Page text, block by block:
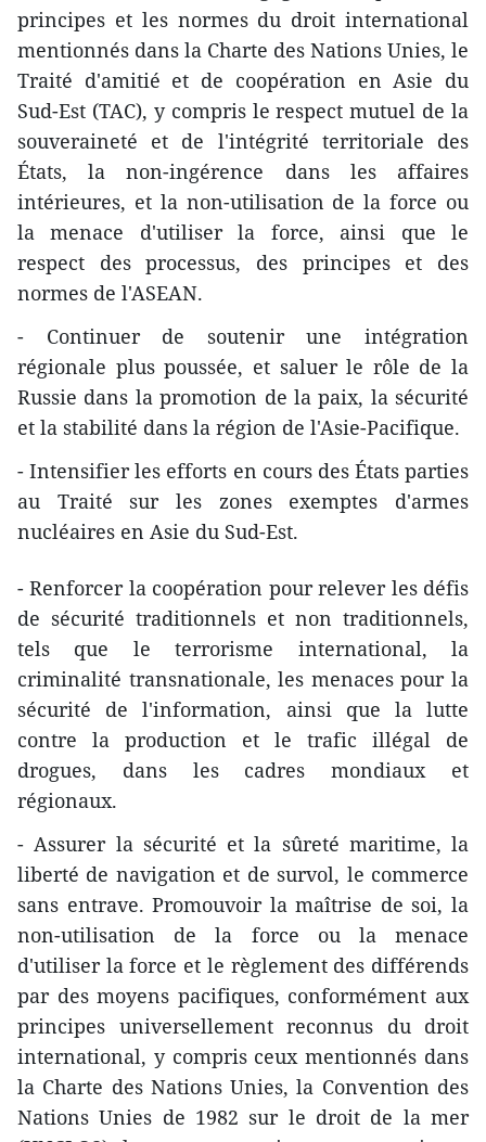
principes et les normes du droit international
mentionnés dans la Charte des Nations Unies, le
Traité d'amitié et de coopération en Asie du
Sud-Est (TAC), y compris le respect mutuel de la
souveraineté et de l'intégrité territoriale des
États, la non-ingérence dans les affaires
intérieures, et la non-utilisation de la force ou
la menace d'utiliser la force, ainsi que le
respect des processus, des principes et des
normes de l'ASEAN.
- Continuer de soutenir une intégration
régionale plus poussée, et saluer le rôle de la
Russie dans la promotion de la paix, la sécurité
et la stabilité dans la région de l'Asie-Pacifique.
- Intensifier les efforts en cours des États parties
au Traité sur les zones exemptes d'armes
nucléaires en Asie du Sud-Est.
- Renforcer la coopération pour relever les défis
de sécurité traditionnels et non traditionnels,
tels que le terrorisme international, la
criminalité transnationale, les menaces pour la
sécurité de l'information, ainsi que la lutte
contre la production et le trafic illégal de
drogues, dans les cadres mondiaux et
régionaux.
- Assurer la sécurité et la sûreté maritime, la
liberté de navigation et de survol, le commerce
sans entrave. Promouvoir la maîtrise de soi, la
non-utilisation de la force ou la menace
d'utiliser la force et le règlement des différends
par des moyens pacifiques, conformément aux
principes universellement reconnus du droit
international, y compris ceux mentionnés dans
la Charte des Nations Unies, la Convention des
Nations Unies de 1982 sur le droit de la mer